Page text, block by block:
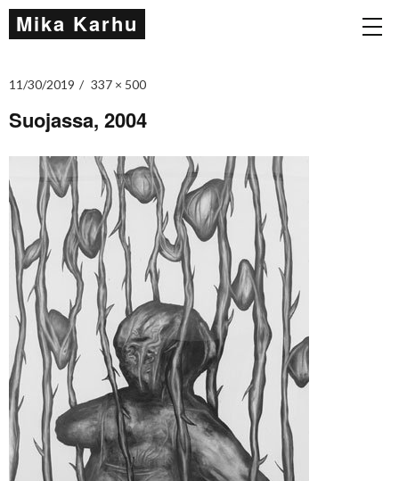
Mika Karhu
11/30/2019 337 × 500
Suojassa, 2004